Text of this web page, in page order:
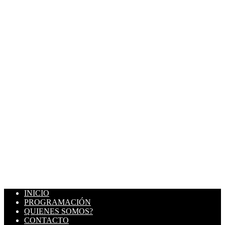
INICIO
PROGRAMACIÓN
QUIENES SOMOS?
CONTACTO